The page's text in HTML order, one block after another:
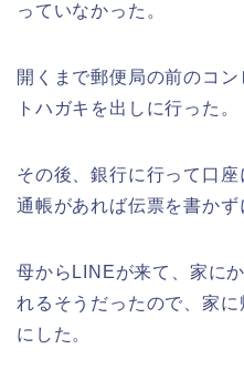
っていなかった。
開くまで郵便局の前のコ
トハガキを出しに行った。
その後、銀行に行って口
通帳があれば伝票を書かず
母からLINEが来て、家に
れるそうだったので、家
にした。